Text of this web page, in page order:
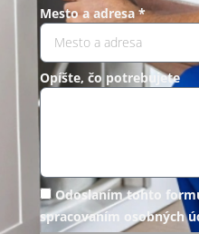
Mesto a adresa *
Opíšte, čo potrebujete
Odoslaním tohto
spracovaním osobných